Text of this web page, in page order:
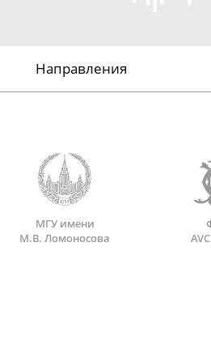
Направления
МГУ имени
М.В. Ломоносова